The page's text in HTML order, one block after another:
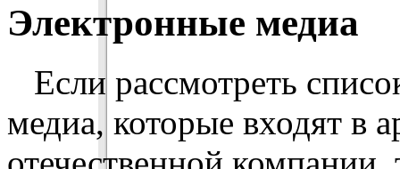
Электронные медиа
Если рассмотреть
медиа, которые входят в